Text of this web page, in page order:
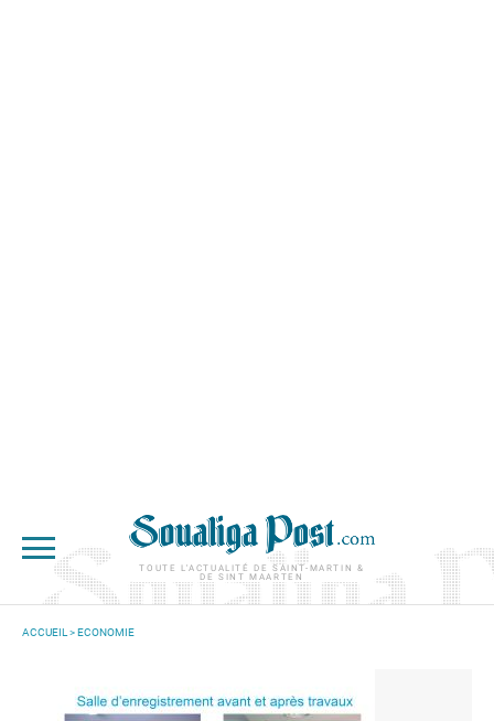
TOUTE L'ACTUALITÉ DE SAINT-MARTIN &
DE SINT MAARTEN
ACCUEIL >ECONOMIE